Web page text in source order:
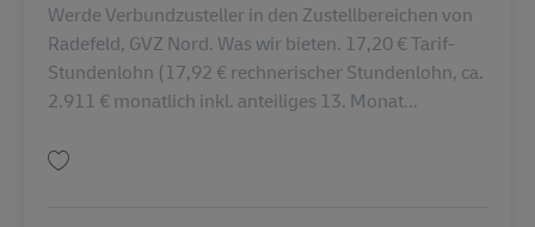
Werde Verbundzusteller in den Zustellbereichen von
Radefeld, GVZ Nord. Was wir bieten. 17,20 € Tarif-
Stundenlohn (17,92 € rechnerischer Stundenlohn, ca.
2.911 € monatlich inkl. anteiliges 13. Monat...